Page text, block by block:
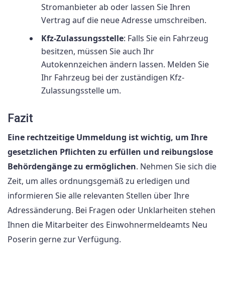
Stromanbieter ab oder lassen Sie Ihren
Vertrag auf die neue Adresse umschreiben.
Kfz-Zulassungsstelle: Falls Sie ein Fahrzeug
besitzen, müssen Sie auch Ihr
Autokennzeichen ändern lassen. Melden Sie
Ihr Fahrzeug bei der zuständigen Kfz-
Zulassungsstelle um.
Fazit
Eine rechtzeitige Ummeldung ist wichtig, um Ihre
gesetzlichen Pflichten zu erfüllen und reibungslose
Behördengänge zu ermöglichen. Nehmen Sie sich die
Zeit, um alles ordnungsgemäß zu erledigen und
informieren Sie alle relevanten Stellen über Ihre
Adressänderung. Bei Fragen oder Unklarheiten stehen
Ihnen die Mitarbeiter des Einwohnermeldeamts Neu
Poserin gerne zur Verfügung.